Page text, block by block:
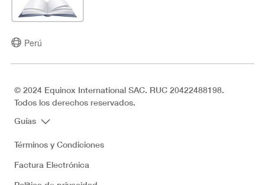
Perú
© 2024 Equinox International SAC. RUC 20422488198.
Todos los derechos reservados.
Guías
Términos y Condiciones
Factura Electrónica